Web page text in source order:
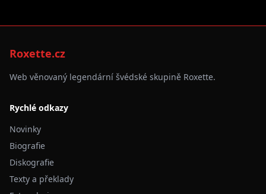
Roxette.cz
Web věnovaný legendární švédské skupině Roxette.
Rychlé odkazy
Novinky
Biografie
Diskografie
Texty a překlady